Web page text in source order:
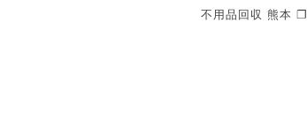
不用品回収 熊本 ❐